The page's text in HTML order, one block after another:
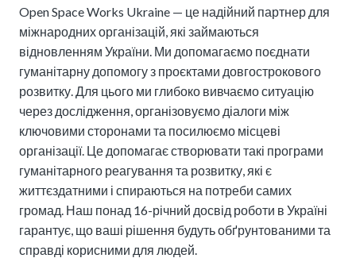
Open Space Works Ukraine — це надійний партнер для
міжнародних організацій, які займаються
відновленням України. Ми допомагаємо поєднати
гуманітарну допомогу з проєктами довгострокового
розвитку. Для цього ми глибоко вивчаємо ситуацію
через дослідження, організовуємо діалоги між
ключовими сторонами та посилюємо місцеві
організації. Це допомагає створювати такі програми
гуманітарного реагування та розвитку, які є
життєздатними і спираються на потреби самих
громад. Наш понад 16-річний досвід роботи в Україні
гарантує, що ваші рішення будуть обґрунтованими та
справді корисними для людей.